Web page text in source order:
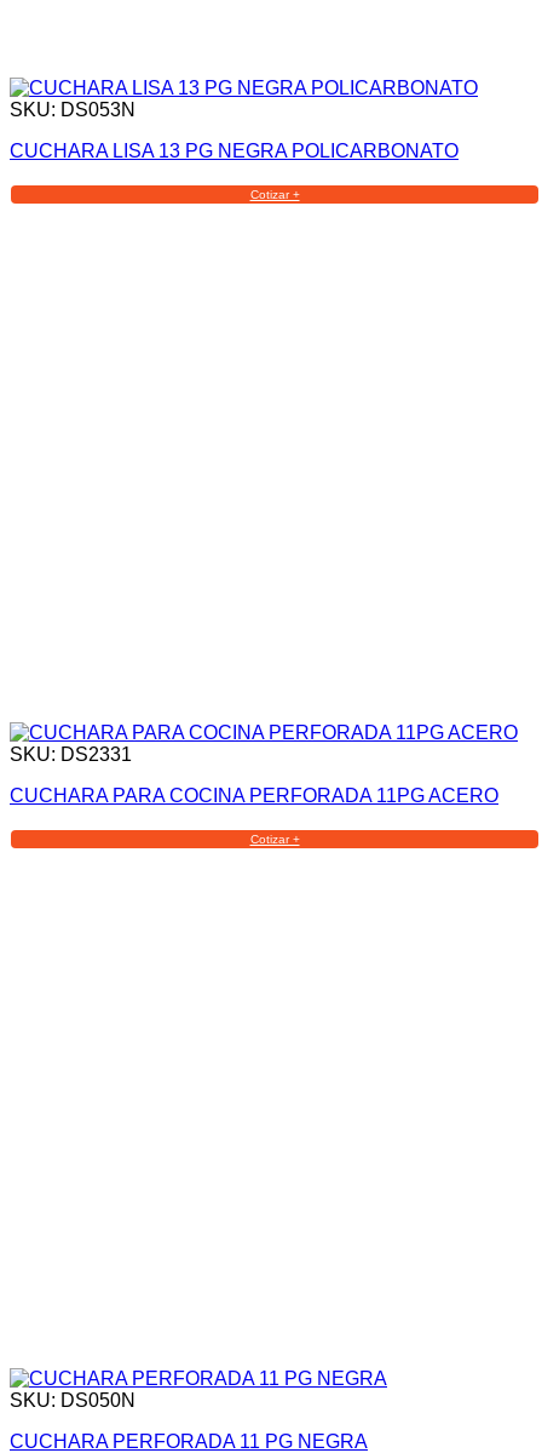
SKU: DS053N
CUCHARA LISA 13 PG NEGRA POLICARBONATO
Cotizar +
SKU: DS2331
CUCHARA PARA COCINA PERFORADA 11PG ACERO
Cotizar +
SKU: DS050N
CUCHARA PERFORADA 11 PG NEGRA